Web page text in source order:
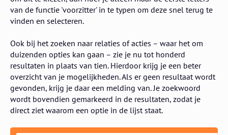
van de functie 'voorzitter' in te typen om deze snel terug te
vinden en selecteren.
Ook bij het zoeken naar relaties of acties – waar het om
duizenden opties kan gaan – zie je nu tot honderd
resultaten in plaats van tien. Hierdoor krijg je een beter
overzicht van je mogelijkheden. Als er geen resultaat wordt
gevonden, krijg je daar een melding van. Je zoekwoord
wordt bovendien gemarkeerd in de resultaten, zodat je
direct ziet waarom een optie in de lijst staat.